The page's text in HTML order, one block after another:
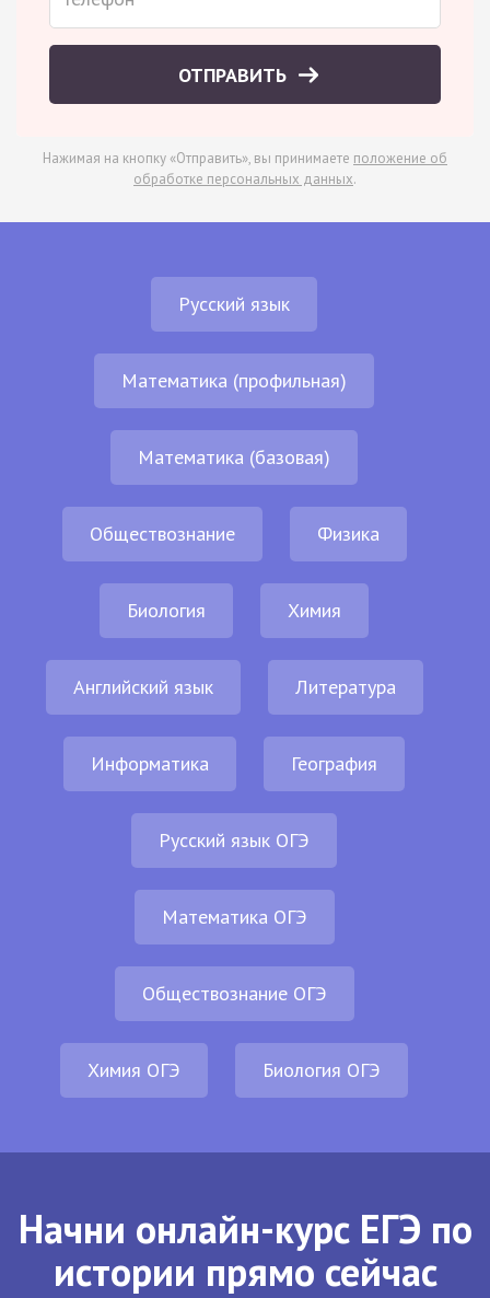
ОТПРАВИТЬ
Нажимая на кнопку «Отправить», вы принимаете положение об
обработке персональных данных.
Русский язык
Математика (профильная)
Математика (базовая)
Обществознание Физика
Биология Химия
Английский язык Литература
Информатика География
Русский язык ОГЭ
Математика ОГЭ
Обществознание ОГЭ
Химия ОГЭ Биология ОГЭ
Начни онлайн-курс ЕГЭ по
истории прямо сейчас